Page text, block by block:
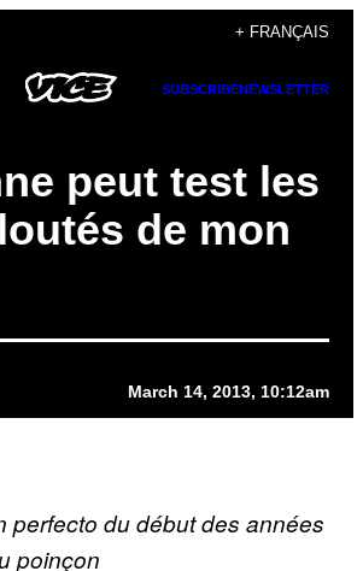
+ FRANÇAIS
SUBSCRIBENEWSLETTER
peut test les
de mon
March 14, 2013, 10:12am
perfecto du début des années
poinçon